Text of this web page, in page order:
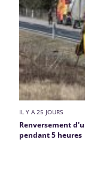
IL Y A 25 JOURS
Renversement
pendant 5 heures